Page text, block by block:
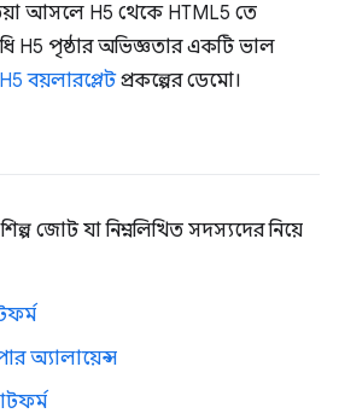
আসলে H5 থেকে HTML5 তে
H5 পৃষ্ঠার অভিজ্ঞতার একটি ভাল
বয়লারপ্লেটপ্রকল্পের ডেমো।
জোট যা নিম্নলিখিত সদস্যদের নিয়ে
অ্যালায়েন্স